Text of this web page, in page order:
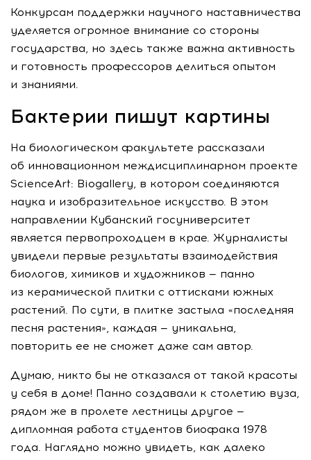
Конкурсам поддержки научного наставничества
уделяется огромное внимание со стороны
государства, но здесь также важна активность
и готовность профессоров делиться опытом
и знаниями.
Бактерии пишут картины
На биологическом факультете рассказали
об инновационном междисциплинарном проекте
ScienceArt: Biogallery, в котором соединяются
наука и изобразительное искусство. В этом
направлении Кубанский госуниверситет
является первопроходцем в крае. Журналисты
увидели первые результаты взаимодействия
биологов, химиков и художников — панно
из керамической плитки с оттисками южных
растений. По сути, в плитке застыла «последняя
песня растения», каждая — уникальна,
повторить ее не сможет даже сам автор.
Думаю, никто бы не отказался от такой красоты
у себя в доме! Панно создавали к столетию вуза,
рядом же в пролете лестницы другое —
дипломная работа студентов биофака 1978
года. Наглядно можно увидеть, как далеко